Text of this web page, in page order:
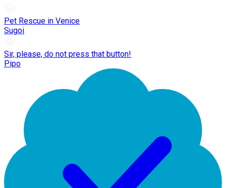
Pet Rescue in Venice
Sugoi
Sir, please, do not press that button!
Pipo